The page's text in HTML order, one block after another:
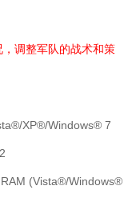
调整军队的战术和策
XP®/Windows® 7
(Vista®/Windows®